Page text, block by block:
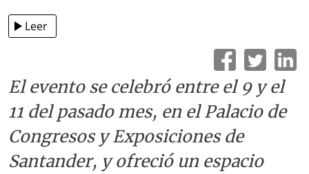
Leer
El evento se celebró entre el 9 y el
11 del pasado mes, en el Palacio de
Congresos y Exposiciones de
Santander, y ofreció un espacio